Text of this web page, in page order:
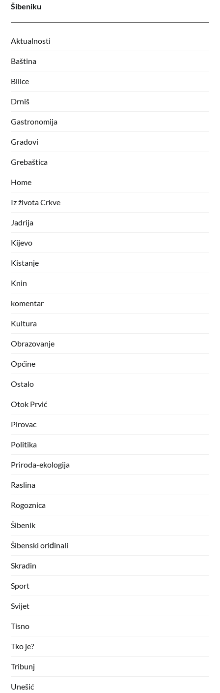
Šibeniku
Aktualnosti
Baština
Bilice
Drniš
Gastronomija
Gradovi
Grebaštica
Home
Iz života Crkve
Jadrija
Kijevo
Kistanje
Knin
komentar
Kultura
Obrazovanje
Općine
Ostalo
Otok Prvić
Pirovac
Politika
Priroda-ekologija
Raslina
Rogoznica
Šibenik
Šibenski oriđinali
Skradin
Sport
Svijet
Tisno
Tko je?
Tribunj
Unešić